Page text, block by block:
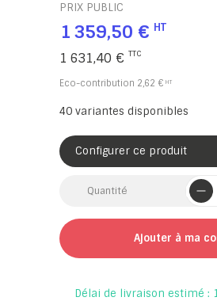
PRIX PUBLIC
1 359,50 €
1 631,40 €
Eco-contribution 2,62 €
40 variantes disponibles
Configurer ce produit
Quantité
Ajouter à ma
Délai de livraison estimé :